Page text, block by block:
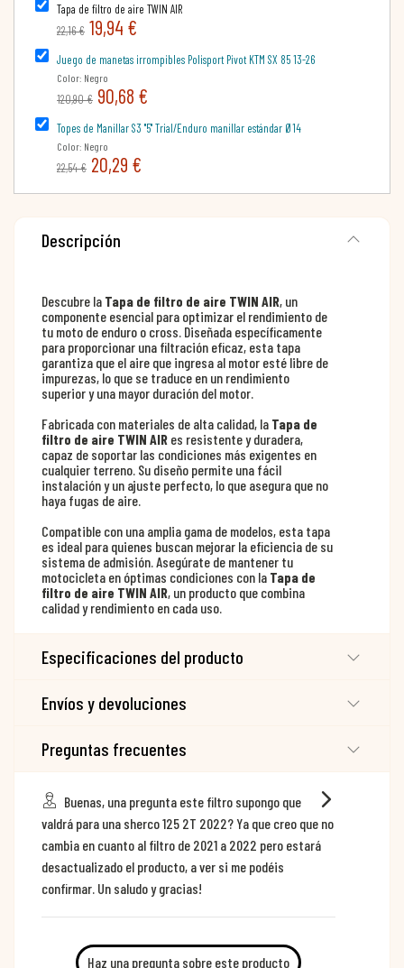
Tapa de filtro de aire TWIN AIR
22,16 € 19,94 €
Juego de manetas irrompibles Polisport Pivot KTM SX 85 13-26
Color: Negro
120,90 € 90,68 €
Topes de Manillar S3 "5" Trial/Enduro manillar estándar Ø14
Color: Negro
22,54 € 20,29 €
Descripción
Descubre la Tapa de filtro de aire TWIN AIR, un
componente esencial para optimizar el rendimiento de
tu moto de enduro o cross. Diseñada específicamente
para proporcionar una filtración eficaz, esta tapa
garantiza que el aire que ingresa al motor esté libre de
impurezas, lo que se traduce en un rendimiento
superior y una mayor duración del motor.
Fabricada con materiales de alta calidad, la Tapa de
filtro de aire TWIN AIR es resistente y duradera,
capaz de soportar las condiciones más exigentes en
cualquier terreno. Su diseño permite una fácil
instalación y un ajuste perfecto, lo que asegura que no
haya fugas de aire.
Compatible con una amplia gama de modelos, esta tapa
es ideal para quienes buscan mejorar la eficiencia de su
sistema de admisión. Asegúrate de mantener tu
motocicleta en óptimas condiciones con la Tapa de
filtro de aire TWIN AIR, un producto que combina
calidad y rendimiento en cada uso.
Especificaciones del producto
Envíos y devoluciones
Preguntas frecuentes
Buenas, una pregunta este filtro supongo que
valdrá para una sherco 125 2T 2022? Ya que creo que no
cambia en cuanto al filtro de 2021 a 2022 pero estará
desactualizado el producto, a ver si me podéis
confirmar. Un saludo y gracias!
Haz una pregunta sobre este producto